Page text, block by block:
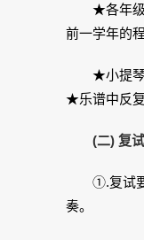
★各年级
前一学年的程
★小提琴专
★乐谱中反复
(二) 复试
①.复试要
奏。